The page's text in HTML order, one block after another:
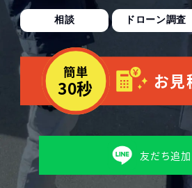
相談 ドローン調査